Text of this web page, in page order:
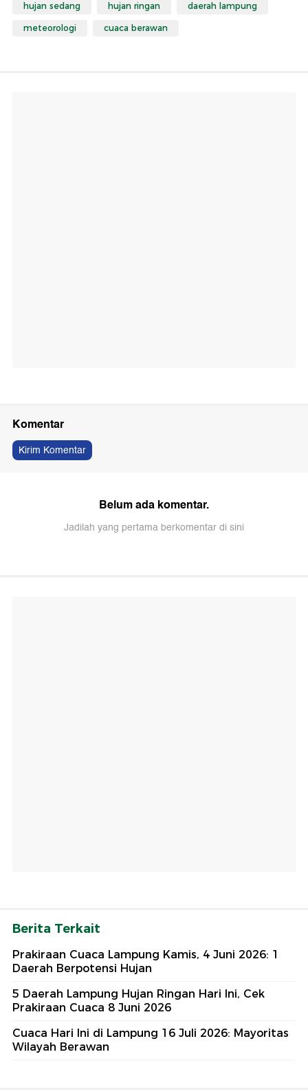
hujan sedang hujan ringan daerah lampung
meteorologi cuaca berawan
Komentar
Kirim Komentar
Belum ada komentar.
Jadilah yang pertama berkomentar di sini
Berita Terkait
Prakiraan Cuaca Lampung Kamis, 4 Juni 2026: 1
Daerah Berpotensi Hujan
5 Daerah Lampung Hujan Ringan Hari Ini, Cek
Prakiraan Cuaca 8 Juni 2026
Cuaca Hari Ini di Lampung 16 Juli 2026: Mayoritas
Wilayah Berawan